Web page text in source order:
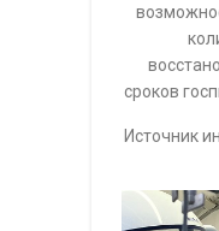
сроков
Источник